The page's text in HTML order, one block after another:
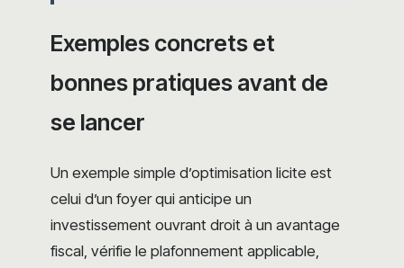
Exemples concrets et
bonnes pratiques avant de
se lancer
Un exemple simple d’optimisation licite est
celui d’un foyer qui anticipe un
investissement ouvrant droit à un avantage
fiscal, vérifie le plafonnement applicable,